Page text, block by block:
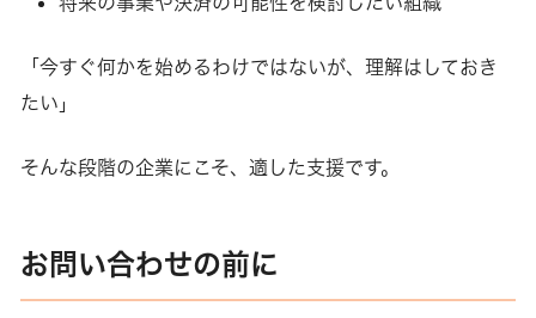
「今すぐ何かを始めるわけではないが、理解はしておき
たい」
そんな段階の企業にこそ、適した支援です。
お問い合わせの前に